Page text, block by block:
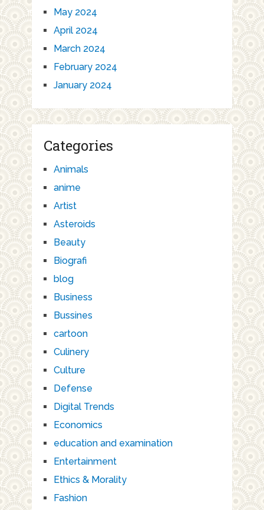
May 2024
April 2024
March 2024
February 2024
January 2024
Categories
Animals
anime
Artist
Asteroids
Beauty
Biografi
blog
Business
Bussines
cartoon
Culinery
Culture
Defense
Digital Trends
Economics
education and examination
Entertainment
Ethics & Morality
Fashion